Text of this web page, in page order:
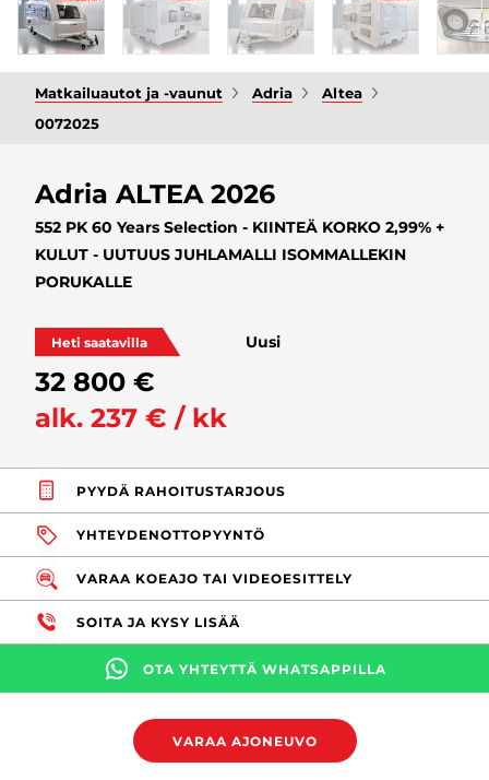
Matkailuautot ja -vaunut Adria
Altea
0072025
Adria ALTEA 2026
552 PK 60 Years Selection - KIINTEÄ KORKO 2,99% +
KULUT - UUTUUS JUHLAMALLI ISOMMALLEKIN
PORUKALLE
Heti saatavilla Uusi
32 800 €
alk. 237 € / kk
PYYDÄ RAHOITUSTARJOUS
YHTEYDENOTTOPYYNTÖ
VARAA KOEAJO TAI VIDEOESITTELY
SOITA JA KYSY LISÄÄ
OTA YHTEYTTÄ WHATSAPPILLA
VARAA AJONEUVO